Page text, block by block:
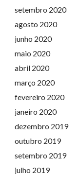
setembro 2020
agosto 2020
junho 2020
maio 2020
abril 2020
março 2020
fevereiro 2020
janeiro 2020
dezembro 2019
outubro 2019
setembro 2019
julho 2019